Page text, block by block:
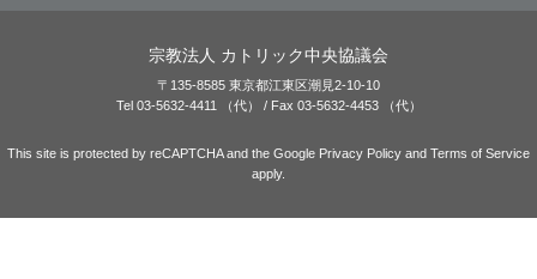
宗教法人 カトリック中央協議会
〒135-8585 東京都江東区潮見2-10-10
Tel 03-5632-4411 （代） / Fax 03-5632-4453 （代）
This site is protected by reCAPTCHA and the Google Privacy Policy and Terms of Service
apply.